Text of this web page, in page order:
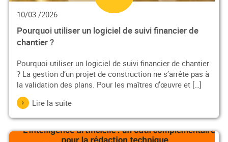
10/03 /2026
Pourquoi utiliser un logiciel de suivi financier de
chantier ?
Pourquoi utiliser un logiciel de suivi financier de chantier
? La gestion d’un projet de construction ne s’arrête pas à
la validation des plans. Pour les maîtres d’œuvre et […]
Lire la suite